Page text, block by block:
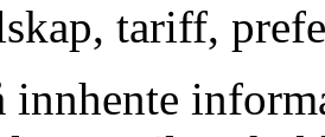
tariff,